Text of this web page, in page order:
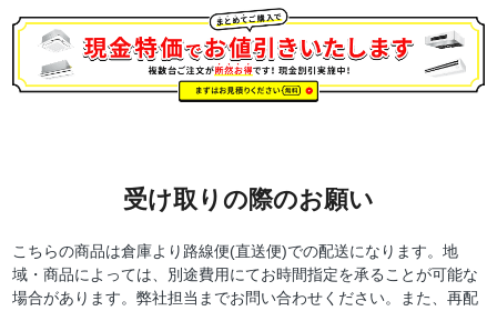
受け取りの際のお願い
こちらの商品は倉庫より路線便(直送便)での配送になります。地
域・商品によっては、別途費用にてお時間指定を承ることが可能な
場合があります。弊社担当までお問い合わせください。また、再配